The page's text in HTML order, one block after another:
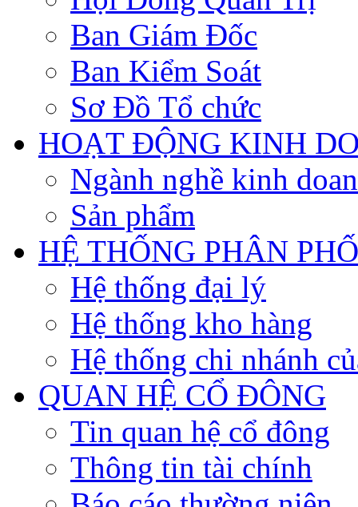
Ban Giám Đốc
Ban Kiểm Soát
Sơ Đồ Tổ chức
HOẠT ĐỘNG KINH
Ngành nghề kinh
Sản phẩm
HỆ THỐNG PHÂN
Hệ thống đại lý
Hệ thống kho hàng
Hệ thống chi nhánh
QUAN HỆ CỔ ĐÔNG
Tin quan hệ cổ đông
Thông tin tài chính